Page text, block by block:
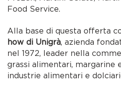
Food Service.
Alla base di questa offerta
how di Unigrà, azienda
nel 1972, leader nella
grassi alimentari, margarine
industrie alimentari e